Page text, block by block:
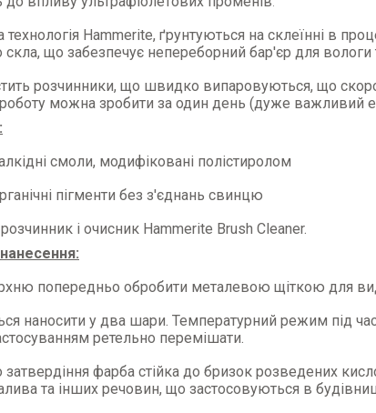
.
технологія Hammerite, ґрунтуються на склеїнні в
скла, що забезпечує непереборний бар'єр для
розчинники, що швидко випаровуються, що
можна зробити за один день (дуже важливий
смоли, модифіковані полістиролом
пігменти без з'єднань свинцю
і очисник Hammerite Brush Cleaner.
попередньо обробити металевою щіткою для
наносити у два шари. Температурний режим під час
ретельно перемішати.
затвердіння фарба стійка до бризок розведених
та інших речовин, що застосовуються в